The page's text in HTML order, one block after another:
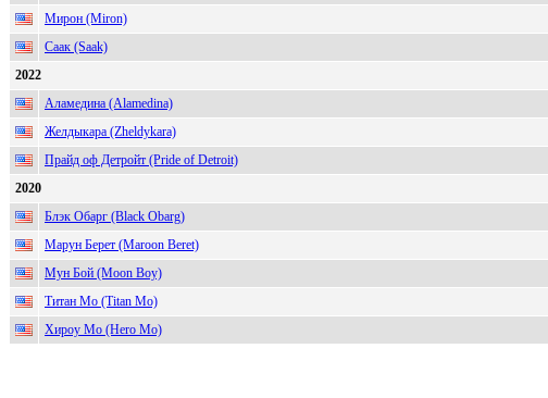
Мирон (Miron)
Саак (Saak)
2022
Аламедина (Alamedina)
Желдыкара (Zheldykara)
Прайд оф Детройт (Pride of Detroit)
2020
Блэк Обарг (Black Obarg)
Марун Берет (Maroon Beret)
Мун Бой (Moon Boy)
Титан Мо (Titan Mo)
Хироу Мо (Hero Mo)